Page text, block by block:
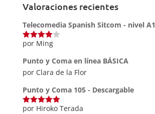
Valoraciones recientes
Telecomedia Spanish Sitcom - nivel A1
Valorado
5
por Ming
Punto y Coma en línea BÁSICA
por Clara de la Flor
Punto y Coma 105 - Descargable
Valorado
por Hiroko Terada